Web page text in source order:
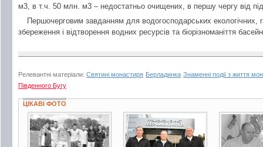
м3, в т.ч. 50 млн. м3 – недостатньо очищених, в першу чергу від
Першочерговим завданням для водогосподарських екологічних,
збереження і відтворення водних ресурсів та біорізноманіття
Релевантні матеріали: Святині монастиря Берладинка Знаменні події з життя
Південного Бугу
ЦІКАВІ ФОТО
2 фото 3 фото 2 фото